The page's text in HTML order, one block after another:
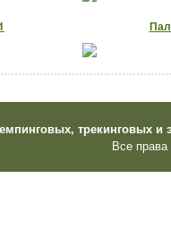
трекинговых и
Все